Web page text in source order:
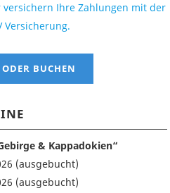
versichern Ihre Zahlungen mit der
Versicherung.
BUCHEN
& Kappadokien“
(ausgebucht)
(ausgebucht)